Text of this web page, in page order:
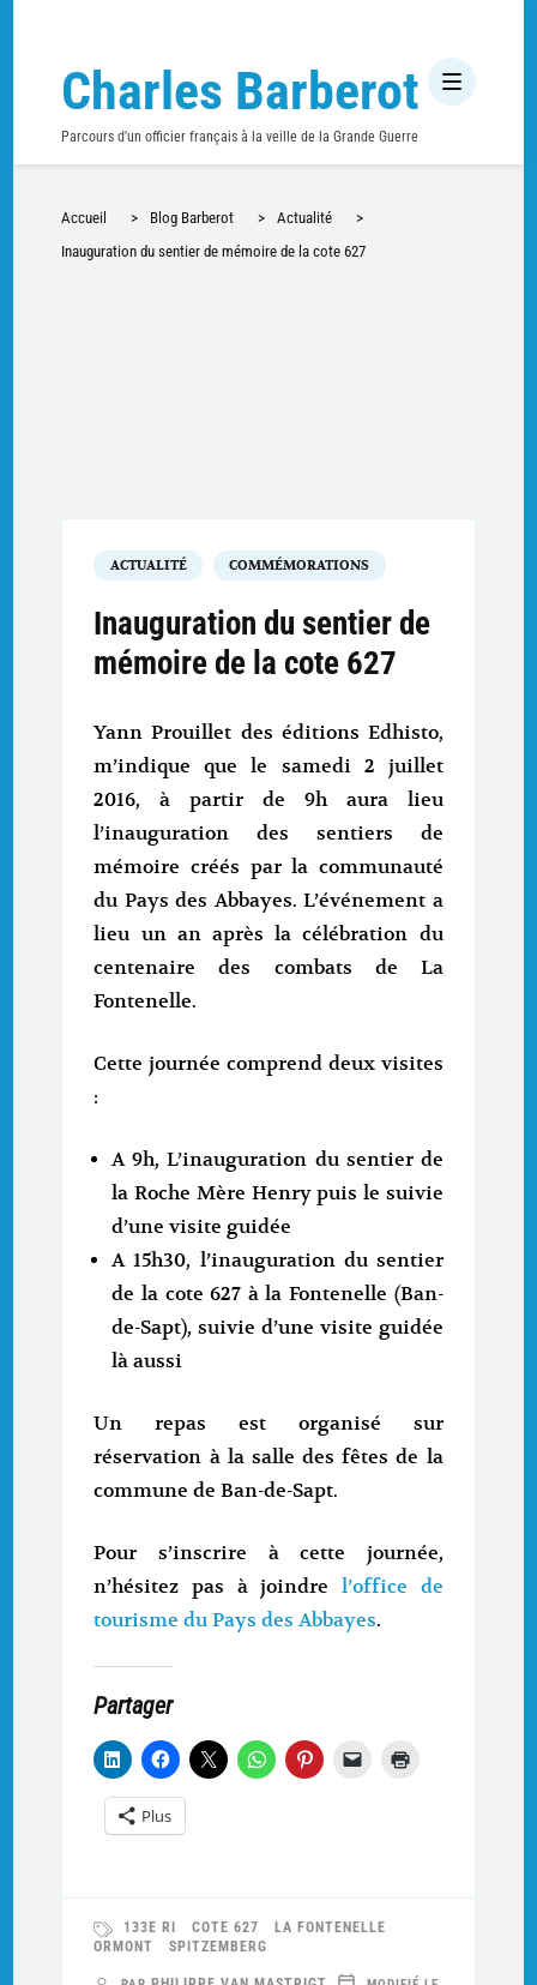
Charles Barberot
Parcours d'un officier français à la veille de la Grande Guerre
Accueil > Blog Barberot > Actualité
>
Inauguration du sentier de mémoire de la cote 627
ACTUALITÉ COMMÉMORATIONS
Inauguration du sentier de
mémoire de la cote 627
Yann Prouillet des éditions Edhisto,
m’indique que le samedi 2 juillet
2016, à partir de 9h aura lieu
l’inauguration des sentiers de
mémoire créés par la communauté
du Pays des Abbayes. L’événement a
lieu un an après la célébration du
centenaire des combats de La
Fontenelle.
Cette journée comprend deux visites
:
A 9h, L’inauguration du sentier de
la Roche Mère Henry puis le suivie
d’une visite guidée
A 15h30, l’inauguration du sentier
de la cote 627 à la Fontenelle (Ban-
de-Sapt), suivie d’une visite guidée
là aussi
Un repas est organisé sur
réservation à la salle des fêtes de la
commune de Ban-de-Sapt.
Pour s’inscrire à cette journée,
n’hésitez pas à joindrel’office de
tourisme du Pays des Abbayes.
Partager
Plus
133E RI COTE 627
LA FONTENELLE
ORMONT
SPITZEMBERG